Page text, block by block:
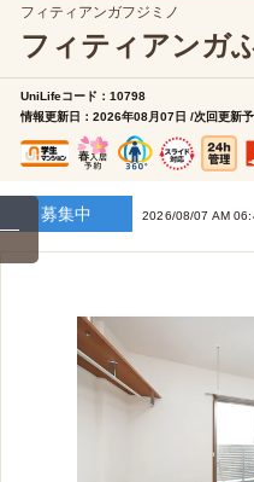
フィティアンガフジミノ
フィティアンガ
UniLifeコード：10798
情報更新日：2026年08月07日 /次回更新
募集中 2026/08/07 AM